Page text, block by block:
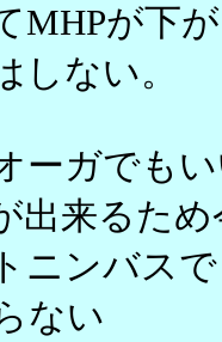
MHPが下
しない。
ーガでも
出来るた
ニンバス
ない